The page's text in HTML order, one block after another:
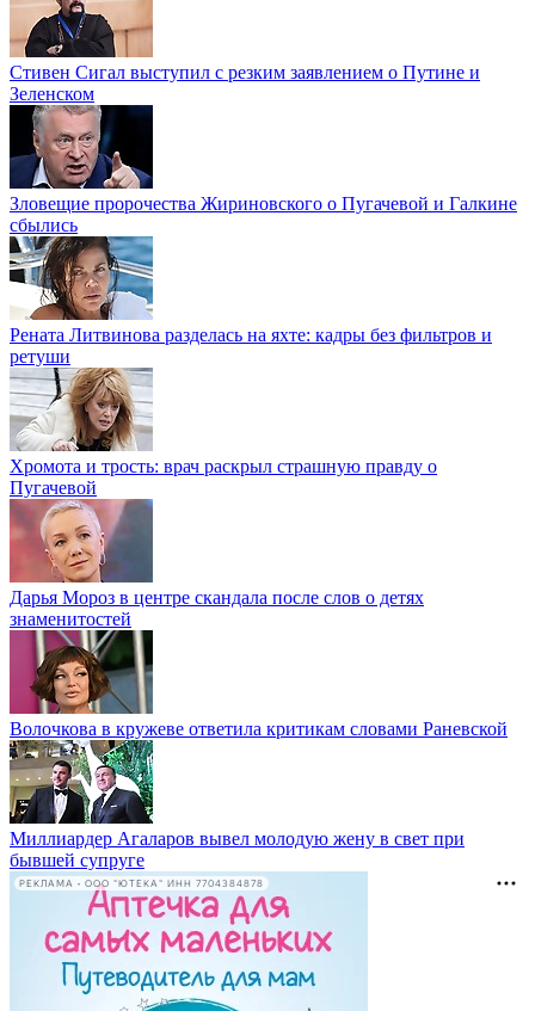
Стивен Сигал выступил с резким заявлением о Путине и
Зеленском
Зловещие пророчества Жириновского о Пугачевой и Галкине
сбылись
Рената Литвинова разделась на яхте: кадры без фильтров и
ретуши
Хромота и трость: врач раскрыл страшную правду о
Пугачевой
Дарья Мороз в центре скандала после слов о детях
знаменитостей
Волочкова в кружеве ответила критикам словами Раневской
Миллиардер Агаларов вывел молодую жену в свет при
бывшей супруге
РЕКЛАМА • ООО "ЮТЕКА" ИНН 7704384878